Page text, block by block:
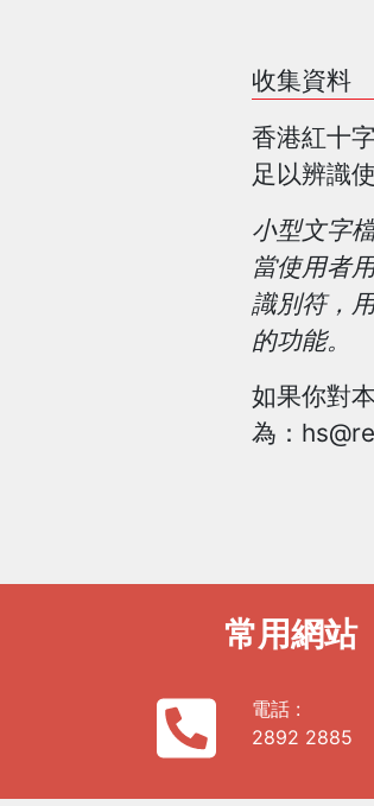
收集資料
香港紅十
足以辨識
小型文字
當使用者
識別符，
的功能。
如果你對
為：
常用網站
電話 :
2892 2885